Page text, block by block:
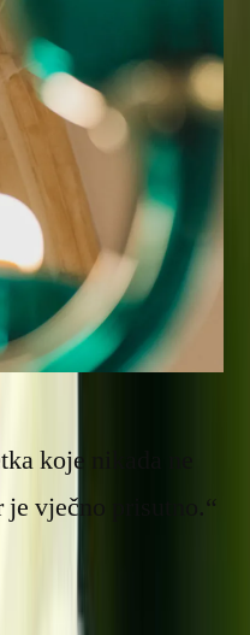
koje nikada ne
vječno prisutno.“